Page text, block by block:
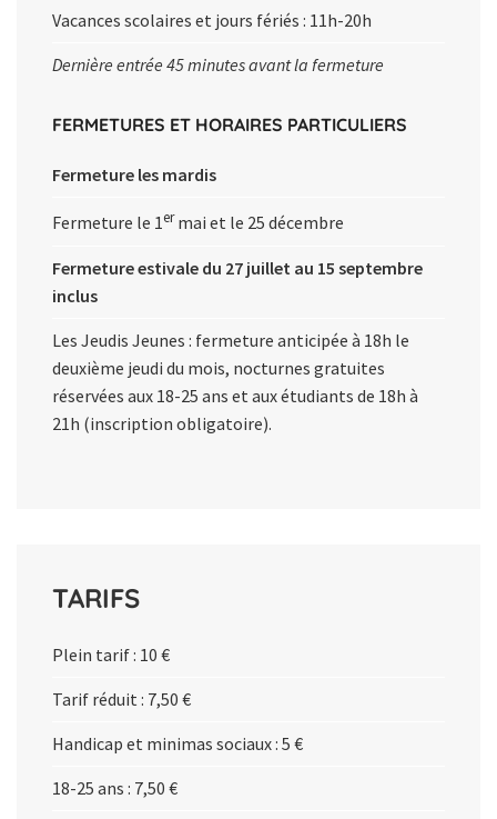
Vacances scolaires et jours fériés : 11h-20h
Dernière entrée 45 minutes avant la fermeture
FERMETURES ET HORAIRES PARTICULIERS
Fermeture les mardis
Fermeture le 1ermai et le 25 décembre
Fermeture estivale du 27 juillet au 15 septembre
inclus
Les Jeudis Jeunes : fermeture anticipée à 18h le
deuxième jeudi du mois, nocturnes gratuites
réservées aux 18-25 ans et aux étudiants de 18h à
21h (inscription obligatoire).
TARIFS
Plein tarif : 10 €
Tarif réduit : 7,50 €
Handicap et minimas sociaux : 5 €
18-25 ans : 7,50 €